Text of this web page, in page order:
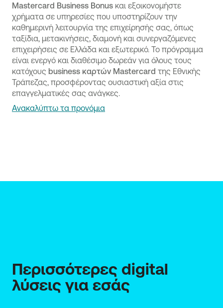
Mastercard Business Bonus και εξοικονομήστε
χρήματα σε υπηρεσίες που υποστηρίζουν την
καθημερινή λειτουργία της επιχείρησής σας, όπως
ταξίδια, μετακινήσεις, διαμονή και συνεργαζόμενες
επιχειρήσεις σε Ελλάδα και εξωτερικό. Το πρόγραμμα
είναι ενεργό και διαθέσιμο δωρεάν για όλους τους
κατόχους business καρτών Mastercard της Εθνικής
Τράπεζας, προσφέροντας ουσιαστική αξία στις
επαγγελματικές σας ανάγκες.
Ανακαλύπτω τα προνόμια
Περισσότερες digital
λύσεις για εσάς